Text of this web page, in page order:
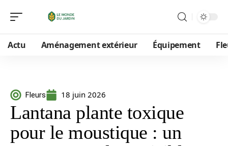
Actu Aménagement extérieur Équipement
Fleurs 18 juin 2026
Lantana plante toxique
pour le moustique : un